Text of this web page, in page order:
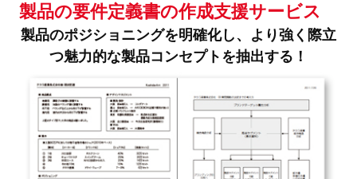
製品の要件定義書の作成支援サービス
製品のポジショニングを明確化し、より強く際立
つ魅力的な製品コンセプトを抽出する！